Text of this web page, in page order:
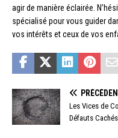
agir de manière éclairée.
spécialisé pour vous guider
vos intérêts et ceux de vos
Les Vices de
Défauts Cachés